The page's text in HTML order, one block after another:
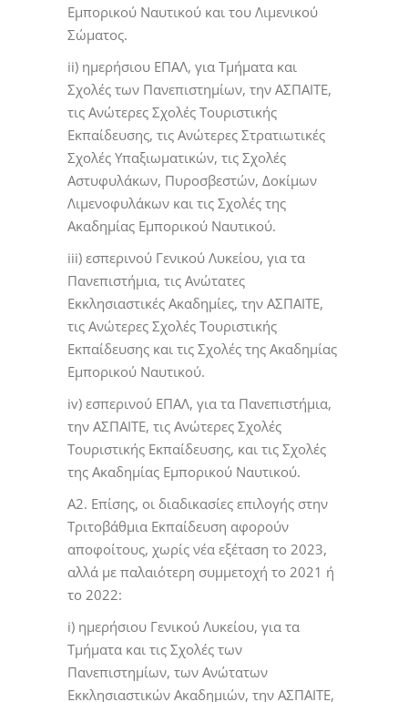
Εμπορικού Ναυτικού και του Λιμενικού
Σώματος.
ii) ημερήσιου ΕΠΑΛ, για Τμήματα και
Σχολές των Πανεπιστημίων, την ΑΣΠΑΙΤΕ,
τις Ανώτερες Σχολές Τουριστικής
Εκπαίδευσης, τις Ανώτερες Στρατιωτικές
Σχολές Υπαξιωματικών, τις Σχολές
Αστυφυλάκων, Πυροσβεστών, Δοκίμων
Λιμενοφυλάκων και τις Σχολές της
Ακαδημίας Εμπορικού Ναυτικού.
iii) εσπερινού Γενικού Λυκείου, για τα
Πανεπιστήμια, τις Ανώτατες
Εκκλησιαστικές Ακαδημίες, την ΑΣΠΑΙΤΕ,
τις Ανώτερες Σχολές Τουριστικής
Εκπαίδευσης και τις Σχολές της Ακαδημίας
Εμπορικού Ναυτικού.
iv) εσπερινού ΕΠΑΛ, για τα Πανεπιστήμια,
την ΑΣΠΑΙΤΕ, τις Ανώτερες Σχολές
Τουριστικής Εκπαίδευσης, και τις Σχολές
της Ακαδημίας Εμπορικού Ναυτικού.
Α2. Επίσης, οι διαδικασίες επιλογής στην
Τριτοβάθμια Εκπαίδευση αφορούν
αποφοίτους, χωρίς νέα εξέταση το 2023,
αλλά με παλαιότερη συμμετοχή το 2021 ή
το 2022:
i) ημερήσιου Γενικού Λυκείου, για τα
Τμήματα και τις Σχολές των
Πανεπιστημίων, των Ανώτατων
Εκκλησιαστικών Ακαδημιών, την ΑΣΠΑΙΤΕ,